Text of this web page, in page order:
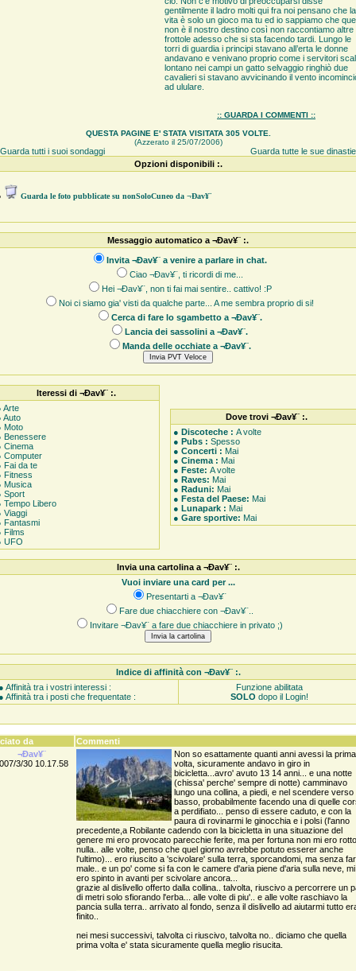
gentilmente il ladro molti qui fra noi pensano che la
vita è solo un gioco ma tu ed io sappiamo che
non è il nostro destino così non raccontiamo altre
frottole adesso che si sta facendo tardi. Lungo le
torri di guardia i principi stavano all’erta le donne
andavano e venivano proprio come i servitori
lontano nei campi un gatto selvaggio ringhiò due
cavalieri si stavano avvicinando il vento
ad ululare.
:: GUARDA I COMMENTI ::
QUESTA PAGINE E' STATA VISITATA 305 VOLTE.
(Azzerato il 25/07/2006)
tutti i suoi sondaggi
Guarda tutte le sue
Opzioni disponibili :.
Guarda le foto pubblicate su nonSoloCuneo da ¬Ðav¥¨
Messaggio automatico a ¬Ðav¥¨ :.
Invita ¬Ðav¥¨ a venire a parlare in chat.
Ciao ¬Ðav¥¨, ti ricordi di me...
Hei ¬Ðav¥¨, non ti fai mai sentire.. cattivo! :P
Noi ci siamo gia' visti da qualche parte... A me sembra proprio di si!
Cerca di fare lo sgambetto a ¬Ðav¥¨.
Lancia dei sassolini a ¬Ðav¥¨.
Manda delle occhiate a ¬Ðav¥¨.
Iteressi di ¬Ðav¥¨ :.
Arte
Auto
Moto
Benessere
Cinema
Computer
Fai da te
Fitness
Musica
Sport
Tempo Libero
Viaggi
Fantasmi
Films
UFO
Dove trovi ¬Ðav¥¨ :.
● Discoteche : A volte
● Pubs : Spesso
● Concerti : Mai
● Cinema : Mai
● Feste: A volte
● Raves: Mai
● Raduni: Mai
● Festa del Paese: Mai
● Lunapark : Mai
● Gare sportive: Mai
Invia una cartolina a ¬Ðav¥¨ :.
Vuoi inviare una card per ...
Presentarti a ¬Ðav¥¨
Fare due chiacchiere con ¬Ðav¥¨..
Invitare ¬Ðav¥¨ a fare due chiacchiere in privato ;)
Indice di affinità con ¬Ðav¥¨ :.
Affinità tra i vostri interessi :
Affinità tra i posti che frequentate :
Funzione abilitata
SOLO dopo il Login!
da
Commenti
¬Ðav¥¨
3/30 10.17.58
Non so esattamente quanti anni avessi la prima
volta, sicuramente andavo in giro in
bicicletta...avro' avuto 13 14 anni... e una notte
(chissa' perche' sempre di notte) camminavo
lungo una collina, a piedi, e nel scendere verso
basso, probabilmente facendo una di quelle
a perdifiato... penso di essere caduto, e con la
paura di rovinarmi le ginocchia e i polsi (l'anno
precedente,a Robilante cadendo con la bicicletta in una situazione del
genere mi ero provocato parecchie ferite, ma per fortuna non mi ero rotto
nulla.. alle volte, penso che quel giorno avrebbe potuto esserer anche
l'ultimo)... ero riuscito a 'scivolare' sulla terra, sporcandomi, ma senza
male.. e un po' come si fa con le camere d'aria piene d'aria sulla neve, mi
ero spinto in avanti per scivolare ancora...
grazie al dislivello offerto dalla collina.. talvolta, riuscivo a percorrere un
di metri solo sfiorando l'erba... alle volte di piu'.. e alle volte raschiavo la
pancia sulla terra.. arrivato al fondo, senza il dislivello ad aiutarmi tutto
finito..
nei mesi successivi, talvolta ci riuscivo, talvolta no.. diciamo che quella
prima volta e' stata sicuramente quella meglio risucita.